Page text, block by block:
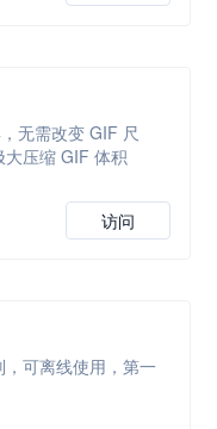
无需改变 GIF 尺
压缩 GIF 体积
访问
可离线使用，第一